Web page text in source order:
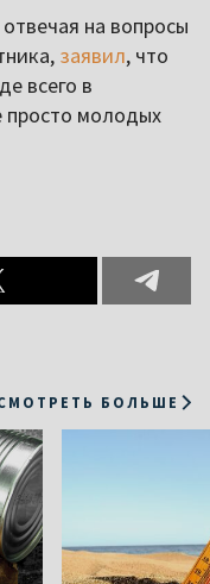
на вопросы
заявил, что
всего в
просто молодых
БОЛЬШЕ